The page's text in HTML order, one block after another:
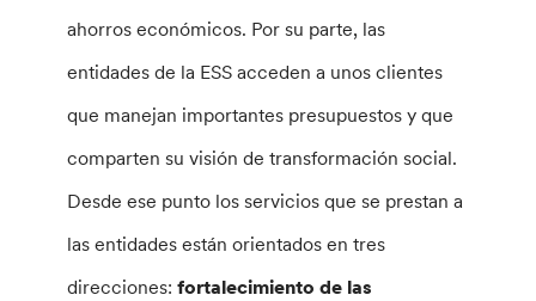
ahorros económicos. Por su parte, las
entidades de la ESS acceden a unos clientes
que manejan importantes presupuestos y que
comparten su visión de transformación social.
Desde ese punto los servicios que se prestan a
las entidades están orientados en tres
direcciones:fortalecimiento de las